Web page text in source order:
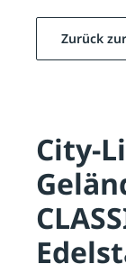
Zurück
City-